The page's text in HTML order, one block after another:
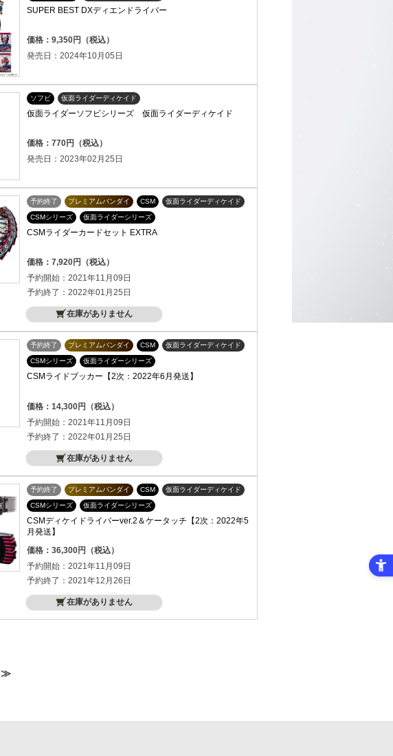
SUPER BEST DXディエンドライバー
価格：9,350円（税込）
発売日：2024年10月05日
ソフビ 仮面ライダーディケイド
仮面ライダーソフビシリーズ 仮面ライダーディケイド
価格：770円（税込）
発売日：2023年02月25日
予約終了 プレミアムバンダイ CSM 仮面ライダーディケイド
CSMシリーズ 仮面ライダーシリーズ
CSMライダーカードセット EXTRA
価格：7,920円（税込）
予約開始：2021年11月09日
予約終了：2022年01月25日
在庫がありません
予約終了 プレミアムバンダイ CSM 仮面ライダーディケイド
CSMシリーズ 仮面ライダーシリーズ
CSMライドブッカー【2次：2022年6月発送】
価格：14,300円（税込）
予約開始：2021年11月09日
予約終了：2022年01月25日
在庫がありません
予約終了 プレミアムバンダイ CSM 仮面ライダーディケイド
CSMシリーズ 仮面ライダーシリーズ
CSMディケイドライバーver.2＆ケータッチ【2次：2022年5
月発送】
価格：36,300円（税込）
予約開始：2021年11月09日
予約終了：2021年12月26日
在庫がありません
≫